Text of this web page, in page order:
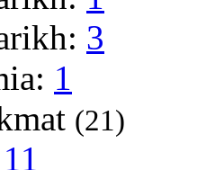
3
1
(21)
11